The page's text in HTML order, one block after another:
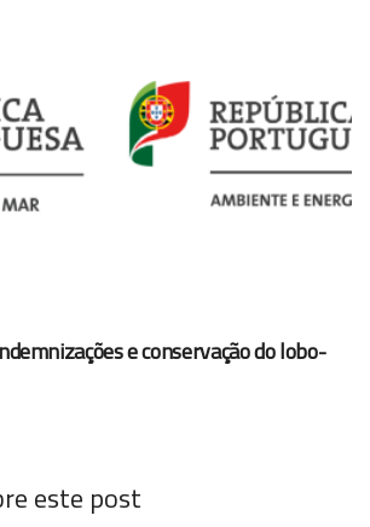
e conservação do lobo-
este post